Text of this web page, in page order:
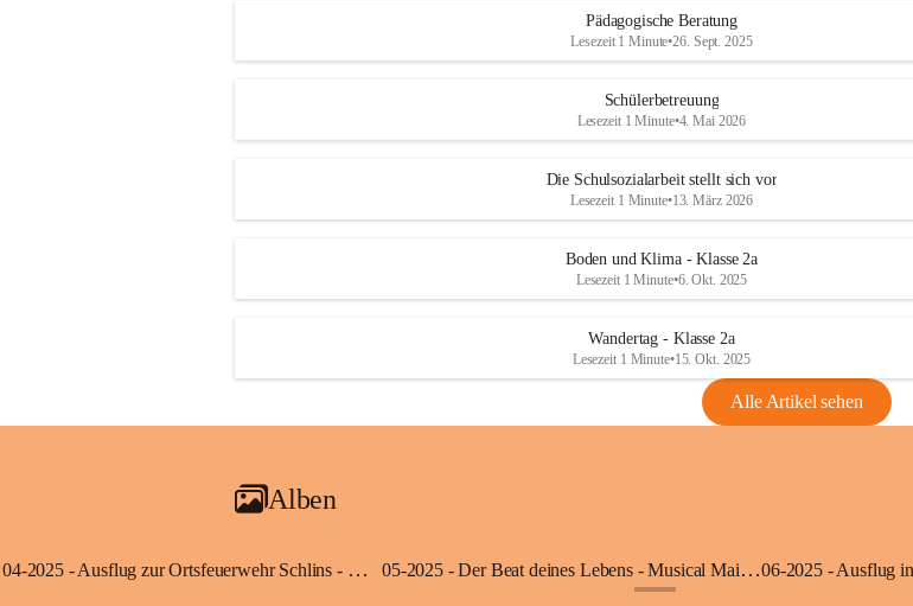
Pädagogische Beratung
Lesezeit 1 Minute•26. Sept. 2025
Schülerbetreuung
Lesezeit 1 Minute•4. Mai 2026
Die Schulsozialarbeit stellt sich vor
Lesezeit 1 Minute•13. März 2026
Boden und Klima - Klasse 2a
Lesezeit 1 Minute•6. Okt. 2025
Wandertag - Klasse 2a
Lesezeit 1 Minute•15. Okt. 2025
Alle Artikel sehen
Alben
04-2025 - Ausflug zur Ortsfeuerwehr Schlins - Klassen 3a und 3b 05-2025 - Der Beat deines Lebens - Musical Mai 2025